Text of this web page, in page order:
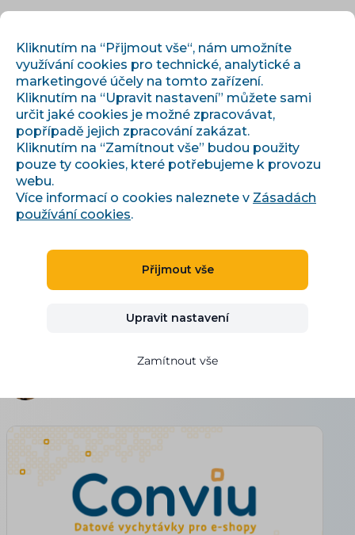
Úvod› Články a informace›
Report TOP produktů: najděte mezeru ve svém sortimentu
Report TOP produktů:
najděte mezeru ve svém
sortimentu
Kliknutím na “Přijmout vše“, nám umožníte
využívání cookies pro technické, analytické a
marketingové účely na tomto zařízení.
Kliknutím na “Upravit nastavení” můžete sami
určit jaké cookies je možné zpracovávat,
popřípadě jejich zpracování zakázat.
Kliknutím na “Zamítnout vše” budou použity
pouze ty cookies, které potřebujeme k provozu
webu.
Více informací o cookies naleznete v Zásadách
používání cookies.
Přijmout vše
Upravit nastavení
Zamítnout vše